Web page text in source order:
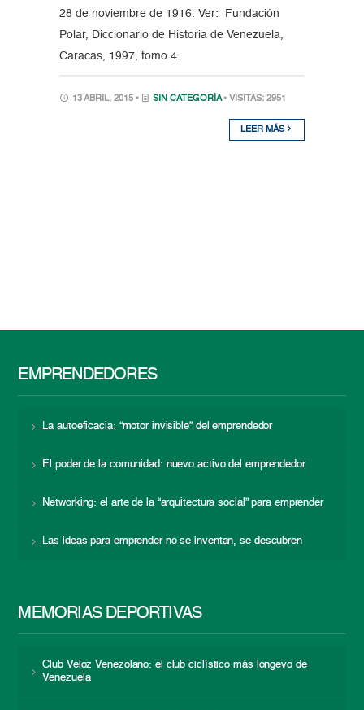
28 de noviembre de 1916. Ver: Fundación
Polar, Diccionario de Historia de Venezuela,
Caracas, 1997, tomo 4.
13 ABRIL, 2015 • SIN CATEGORÍA • VISITAS: 2951
LEER MÁS
EMPRENDEDORES
La autoeficacia: “motor invisible” del emprendedor
El poder de la comunidad: nuevo activo del emprendedor
Networking: el arte de la “arquitectura social” para emprender
Las ideas para emprender no se inventan, se descubren
MEMORIAS DEPORTIVAS
Club Veloz Venezolano: el club ciclístico más longevo de
Venezuela